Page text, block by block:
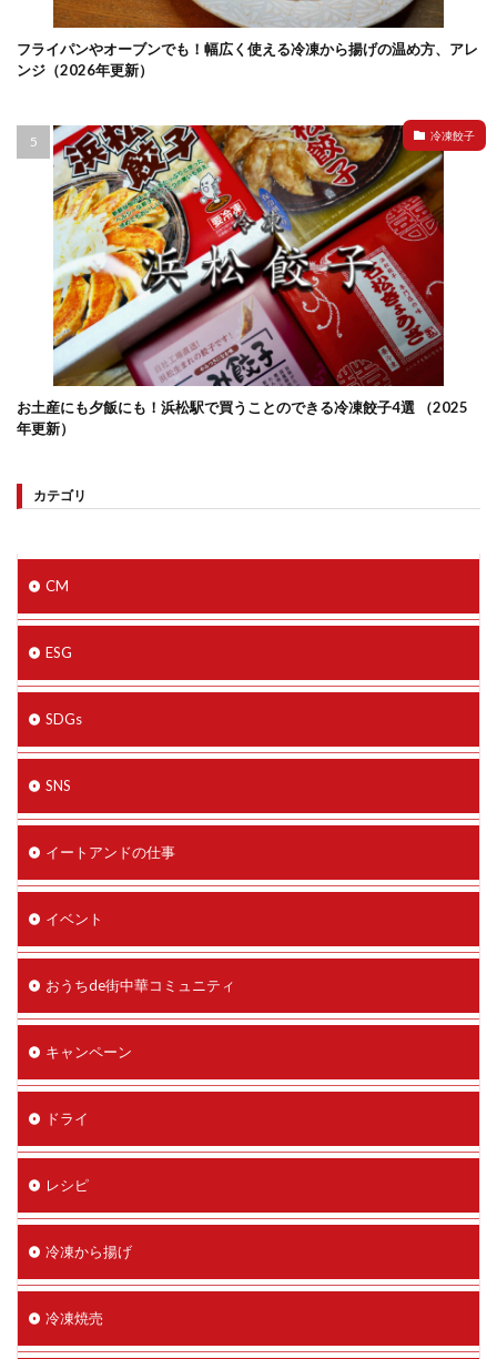
フライパンやオーブンでも！幅広く使える冷凍から揚げの温め方、アレ
ンジ（2026年更新）
冷凍餃子
お土産にも夕飯にも！浜松駅で買うことのできる冷凍餃子4選 （2025
年更新）
カテゴリ
CM
ESG
SDGs
SNS
イートアンドの仕事
イベント
おうちde街中華コミュニティ
キャンペーン
ドライ
レシピ
冷凍から揚げ
冷凍焼売